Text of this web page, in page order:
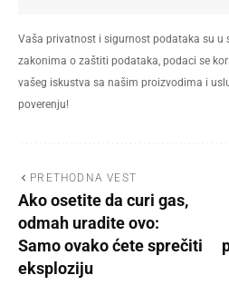
Vaša privatnost i sigurnost podataka su u
zakonima o zaštiti podataka, podaci se
vašeg iskustva sa našim proizvodima i
poverenju!
PRETHODNA VEST
Ako osetite da curi gas,
odmah uradite ovo:
Samo ovako ćete sprečiti
eksploziju